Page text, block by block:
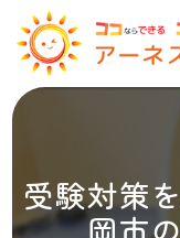
受験対策
岡市